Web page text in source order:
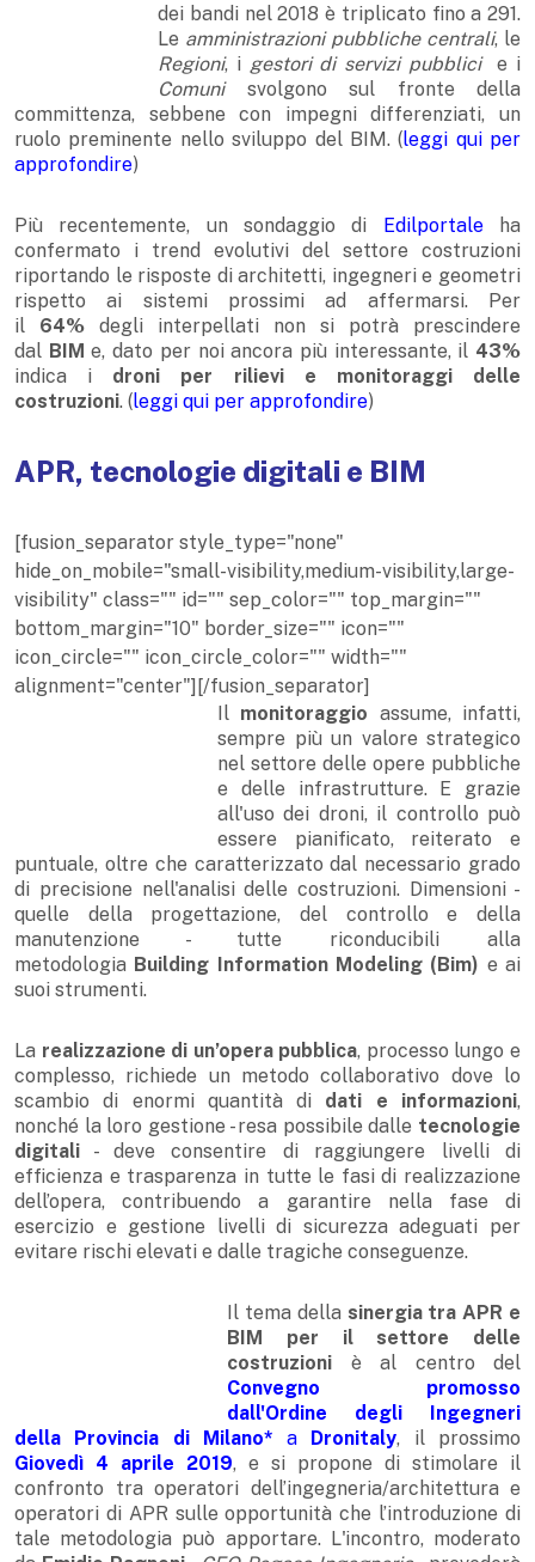
dei bandi nel 2018 è triplicato fino a 291.
Le amministrazioni pubbliche centrali, le
Regioni, i gestori di servizi pubblicie i
Comunisvolgono sul fronte della
committenza, sebbene con impegni differenziati, un
ruolo preminente nello sviluppo del BIM. (leggi qui per
approfondire)
Più recentemente, un sondaggio di Edilportaleha
confermato i trend evolutivi del settore costruzioni
riportando le risposte di architetti, ingegneri e geometri
rispetto ai sistemi prossimi ad affermarsi. Per
il 64% degli interpellati non si potrà prescindere
dal BIMe, dato per noi ancora più interessante, il 43%
indica i droni per rilievi e monitoraggi delle
costruzioni. (leggi qui per approfondire)
APR, tecnologie digitali e BIM
[fusion_separator style_type="none"
hide_on_mobile="small-visibility,medium-visibility,large-
visibility" class="" id="" sep_color="" top_margin=""
bottom_margin="10" border_size="" icon=""
icon_circle="" icon_circle_color="" width=""
alignment="center"][/fusion_separator]
Il monitoraggio assume, infatti,
sempre più un valore strategico
nel settore delle opere pubbliche
e delle infrastrutture. E grazie
all'uso dei droni, il controllo può
essere pianificato, reiterato e
puntuale, oltre che caratterizzato dal necessario grado
di precisione nell'analisi delle costruzioni. Dimensioni -
quelle della progettazione, del controllo e della
manutenzione - tutte riconducibili alla
metodologia Building Information Modeling (Bim) e ai
suoi strumenti.
La realizzazione di un’opera pubblica, processo lungo e
complesso, richiede un metodo collaborativo dove lo
scambio di enormi quantità di dati e informazioni,
nonché la loro gestione - resa possibile dalle tecnologie
digitali - deve consentire di raggiungere livelli di
efficienza e trasparenza in tutte le fasi di realizzazione
dell’opera, contribuendo a garantire nella fase di
esercizio e gestione livelli di sicurezza adeguati per
evitare rischi elevati e dalle tragiche conseguenze.
Il tema della sinergia tra APR e
BIM per il settore delle
costruzioni è al centro del
Convegno promosso
dall'Ordine degli Ingegneri
della Provincia di Milano* a Dronitaly, il prossimo
Giovedì 4 aprile 2019, e si propone di stimolare il
confronto tra operatori dell’ingegneria/architettura e
operatori di APR sulle opportunità che l’introduzione di
tale metodologia può apportare. L'incontro, moderato